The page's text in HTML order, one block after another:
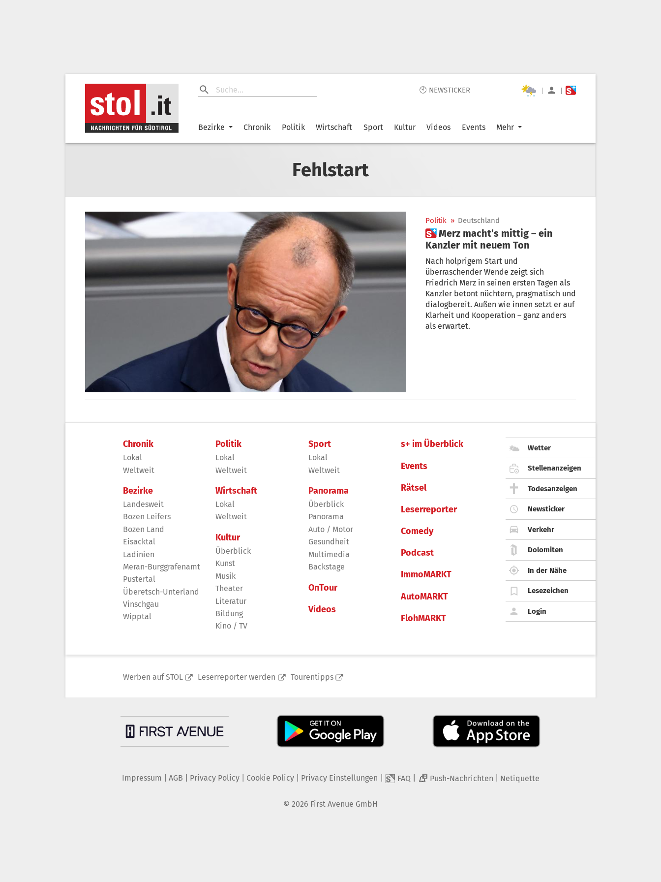
🕙 NEWSTICKER | |
Bezirke Chronik Politik Wirtschaft Sport Kultur Videos Events Mehr
Fehlstart
Politik » Deutschland
 Merz macht’s mittig – ein
Kanzler mit neuem Ton
Nach holprigem Start und
überraschender Wende zeigt sich
Friedrich Merz in seinen ersten Tagen als
Kanzler betont nüchtern, pragmatisch und
dialogbereit. Außen wie innen setzt er auf
Klarheit und Kooperation – ganz anders
als erwartet.
Chronik
Lokal
Weltweit
Bezirke
Landesweit
Bozen Leifers
Bozen Land
Eisacktal
Ladinien
Meran-Burggrafenamt
Pustertal
Überetsch-Unterland
Vinschgau
Wipptal
Politik
Lokal
Weltweit
Wirtschaft
Lokal
Weltweit
Kultur
Überblick
Kunst
Musik
Theater
Literatur
Bildung
Kino / TV
Sport
Lokal
Weltweit
Panorama
Überblick
Panorama
Auto / Motor
Gesundheit
Multimedia
Backstage
OnTour
Videos
s+ im Überblick
Events
Rätsel
Leserreporter
Comedy
Podcast
ImmoMARKT
AutoMARKT
FlohMARKT
Wetter
Stellenanzeigen
Todesanzeigen
Newsticker
Verkehr
Dolomiten
In der Nähe
Lesezeichen
Login
Werben auf STOL Leserreporter werden Tourentipps
Impressum AGB Privacy Policy| Cookie Policy| Privacy Einstellungen FAQ 2 Push-Nachrichten Netiquette
© 2026 First Avenue GmbH